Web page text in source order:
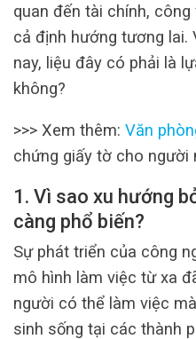
quan đến tài chính,
cả định hướng tương lai.
nay, liệu đây có phải là
không?
>>> Xem thêm: Văn
chứng giấy tờ cho người
1. Vì sao xu hướng
càng phổ biến?
Sự phát triển của công
mô hình làm việc từ xa
người có thể làm việc
sinh sống tại các thành